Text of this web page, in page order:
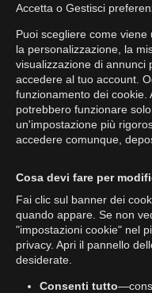
Accetta o Gestisci
Puoi scegliere come
la personalizzazione, la
visualizzazione di annunci
accedere al tuo account.
funzionamento dei cookie.
potrebbero funzionare
un'impostazione più
accedere comunque,
Cosa devi fare per
Fai clic sul banner dei
quando appare. Se non
"impostazioni cookie" nel
privacy. Apri il pannello
desiderate.
Consenti tutto